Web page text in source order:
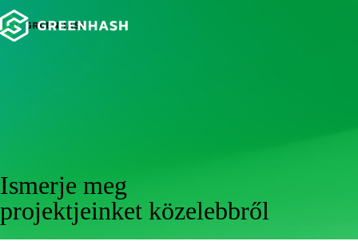
Ismerje meg
projektjeinket közelebbről